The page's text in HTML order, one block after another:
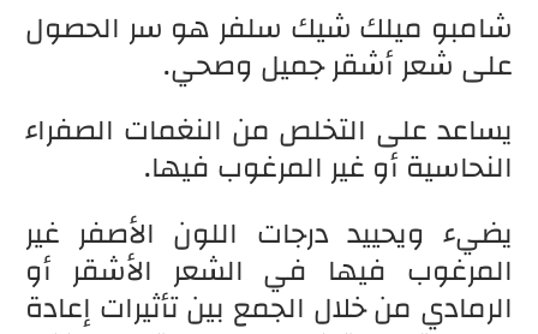
شامبو ميلك شيك سلفر هو سر الحصول
على شعر أشقر جميل وصحي.
يساعد على التخلص من النغمات الصفراء
النحاسية أو غير المرغوب فيها.
يضيء ويحييد درجات اللون الأصفر غير
المرغوب فيها في الشعر الأشقر أو
الرمادي من خلال الجمع بين تأثيرات إعادة